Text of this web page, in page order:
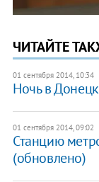
ЧИТАЙТЕ
01 сентября 2014, 10:34
Ночь в
01 сентября 2014, 09:02
Станцию
(обновлено)